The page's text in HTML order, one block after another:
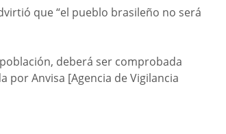
que “el pueblo brasileño no será
deberá ser comprobada
por Anvisa [Agencia de Vigilancia